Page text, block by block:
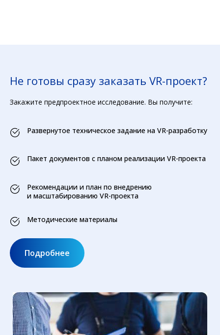
Не готовы сразу заказать VR-проект?
Закажите предпроектное исследование. Вы получите:
Развернутое техническое задание на VR-разработку
Пакет документов с планом реализации VR-проекта
Рекомендации и план по внедрению
и масштабированию VR-проекта
Методические материалы
Подробнее